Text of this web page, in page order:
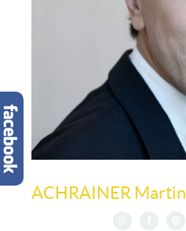
ACHRAINER Martin